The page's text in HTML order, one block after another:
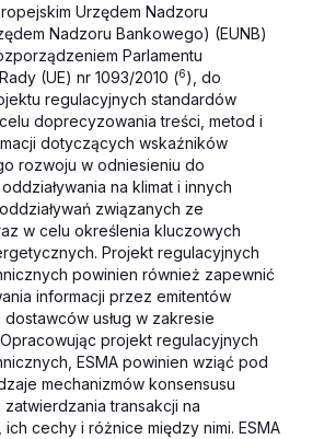
Urzędem Nadzoru
Nadzoru Bankowego) (EUNB)
Parlamentu
(UE) nr 1093/2010 (6), do
regulacyjnych standardów
doprecyzowania treści, metod i
dotyczących wskaźników
rozwoju w odniesieniu do
na klimat i innych
związanych ze
w celu określenia kluczowych
Projekt regulacyjnych
powinien również zapewnić
informacji przez emitentów
usług w zakresie
projekt regulacyjnych
ESMA powinien wziąć pod
mechanizmów konsensusu
transakcji na
cechy i różnice między nimi. ESMA